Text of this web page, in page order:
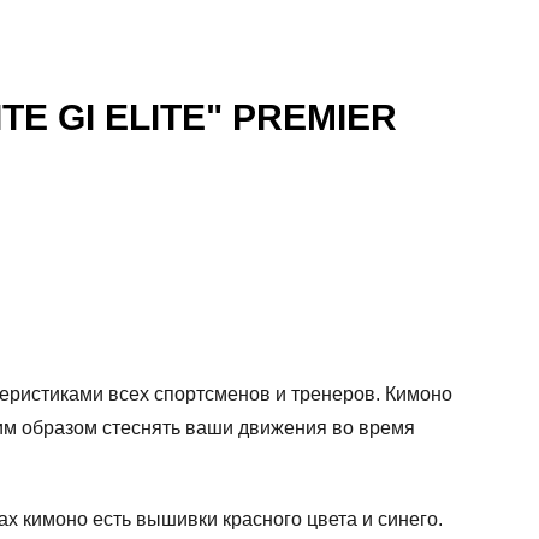
GI ELITE" PREMIER
всех спортсменов и тренеров. Кимоно
образом стеснять ваши движения во время
кимоно есть вышивки красного цвета и синего.